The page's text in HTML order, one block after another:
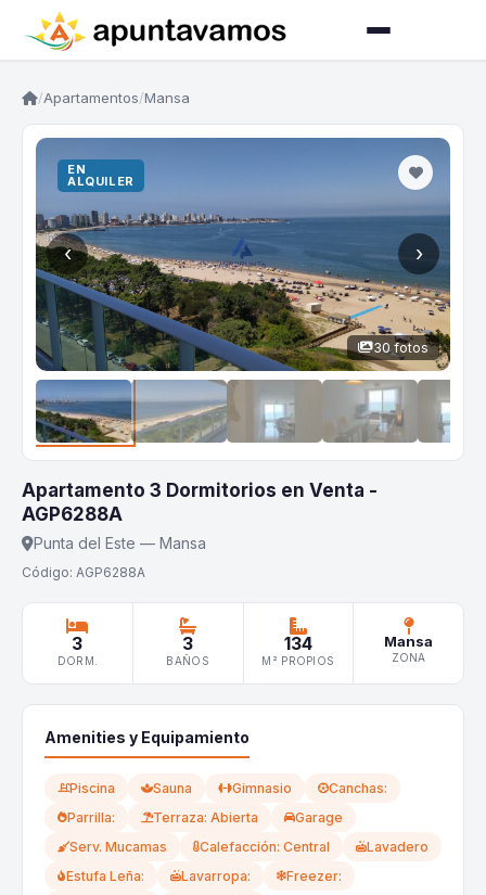
/Apartamentos/Mansa
‹ ›
EN
ALQUILER
30 fotos
Apartamento 3 Dormitorios en Venta -
AGP6288A
Punta del Este — Mansa
Código: AGP6288A
3
DORM.
3
BAÑOS
134
M² PROPIOS
Mansa
ZONA
Amenities y Equipamiento
Piscina Sauna Gimnasio
Canchas:
Parrilla:
Terraza: Abierta
Garage
Serv. Mucamas
Calefacción: Central
Lavadero
Estufa Leña:
Lavarropa:
Freezer: